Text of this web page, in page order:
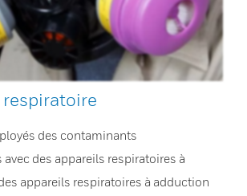
des contaminants
des appareils respiratoires à
appareils respiratoires à adduction